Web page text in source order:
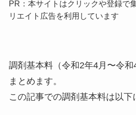
PR：本サイトはクリックや登録で
リエイト広告を利用しています
調剤基本料（令和2年4月〜令
まとめます。
この記事での調剤基本料は以下